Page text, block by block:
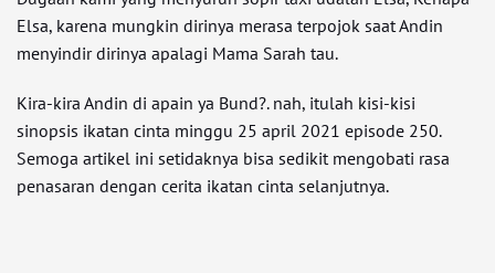
Elsa, karena mungkin dirinya merasa terpojok saat Andin
menyindir dirinya apalagi Mama Sarah tau.
Kira-kira Andin di apain ya Bund?. nah, itulah kisi-kisi
sinopsis ikatan cinta minggu 25 april 2021 episode 250.
Semoga artikel ini setidaknya bisa sedikit mengobati rasa
penasaran dengan cerita ikatan cinta selanjutnya.